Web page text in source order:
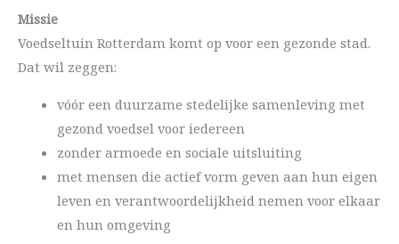
Missie
Voedseltuin Rotterdam komt op voor een gezonde stad.
Dat wil zeggen:
vóór een duurzame stedelijke samenleving met
gezond voedsel voor iedereen
zonder armoede en sociale uitsluiting
met mensen die actief vorm geven aan hun eigen
leven en verantwoordelijkheid nemen voor elkaar
en hun omgeving